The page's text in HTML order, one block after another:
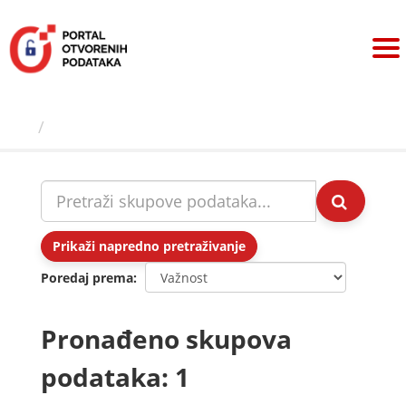
sadržaj
Prikaži napredno pretraživanje
Poredaj prema
Pronađeno skupova
podataka: 1